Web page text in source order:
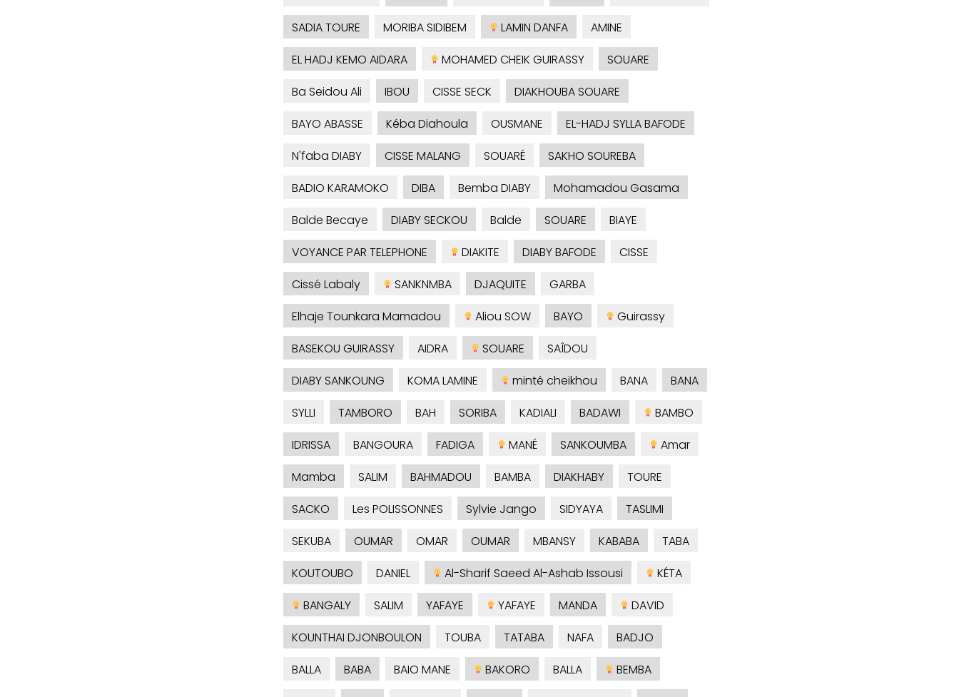
SADIA TOURE
MORIBA SIDIBEM LAMIN DANFA
AMINE
EL HADJ KEMO AIDARA
MOHAMED CHEIK GUIRASSY
SOUARE
Ba Seidou Ali
IBOU CISSE SECK
DIAKHOUBA SOUARE
BAYO ABASSE
Kéba Diahoula OUSMANE
EL-HADJ SYLLA BAFODE
N'faba DIABY
CISSE MALANG SOUARÉ
SAKHO SOUREBA
BADIO KARAMOKO
DIBA Bemba DIABY
Mohamadou Gasama
Balde Becaye
DIABY SECKOU Balde SOUARE
BIAYE
VOYANCE PAR TELEPHONE
DIAKITE DIABY BAFODE
CISSE
Cissé Labaly
SANKNMBA DJAQUITE
GARBA
Elhaje Tounkara Mamadou
Aliou SOW BAYO
Guirassy
BASEKOU GUIRASSY
AIDRA SOUARE
SAÎDOU
DIABY SANKOUNG
KOMA LAMINE minté cheikhou BANA
BANA
SYLLI
TAMBORO BAH SORIBA KADIALI BADAWI
BAMBO
IDRISSA
BANGOURA FADIGA MANÉ SANKOUMBA
Amar
Mamba
SALIM BAHMADOU BAMBA DIAKHABY
TOURE
SACKO
Les POLISSONNES Sylvie Jango SIDYAYA
TASLIMI
SEKUBA
OUMAR OMAR OUMAR MBANSY KABABA
TABA
KOUTOUBO
DANIEL Al-Sharif Saeed Al-Ashab Issousi
KÉTA
BANGALY
SALIM YAFAYE YAFAYE MANDA
DAVID
KOUNTHAI DJONBOULON
TOUBA TATABA NAFA
BADJO
BALLA
BABA BAIO MANE BAKORO BALLA
BEMBA